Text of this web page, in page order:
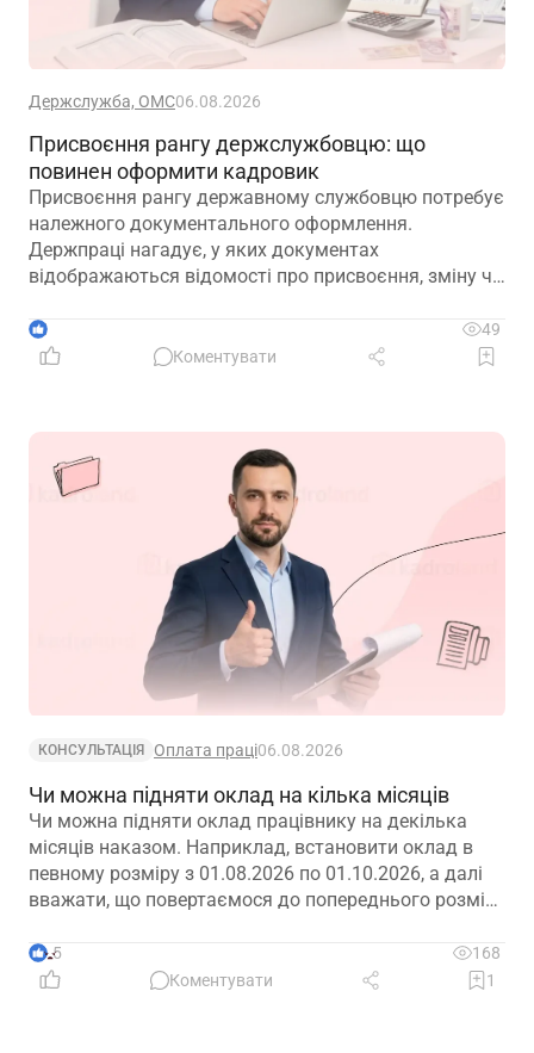
Держслужба, ОМС06.08.2026
Присвоєння рангу держслужбовцю: що
повинен оформити кадровик
Присвоєння рангу державному службовцю потребує
належного документального оформлення.
Держпраці нагадує, у яких документах
відображаються відомості про присвоєння, зміну чи
1
49
Коментувати
КОНСУЛЬТАЦІЯ Оплата праці06.08.2026
Чи можна підняти оклад на кілька місяців
Чи можна підняти оклад працівнику на декілька
місяців наказом. Наприклад, встановити оклад в
певному розміру з 01.08.2026 по 01.10.2026, а далі
вважати, що повертаємося до попереднього розміру
5
168
Коментувати
1